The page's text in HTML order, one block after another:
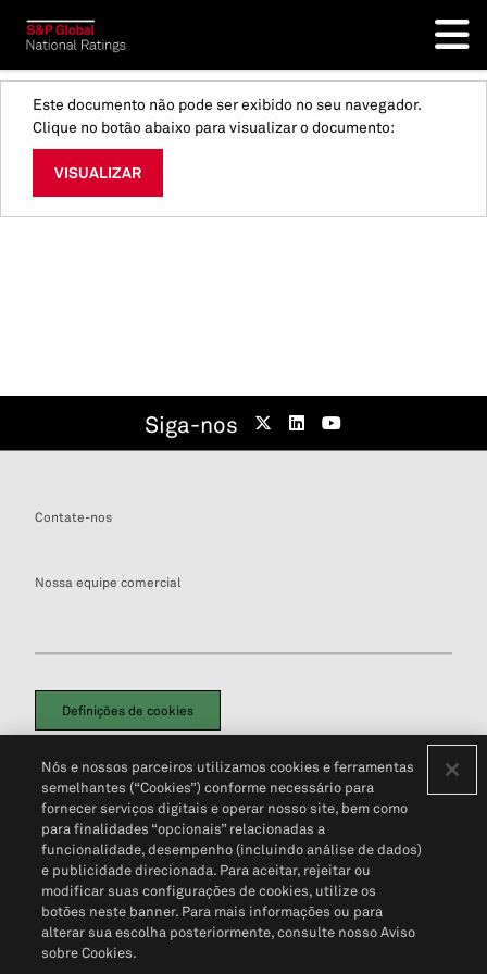
Este documento não pode ser exibido no seu navegador.
Clique no botão abaixo para visualizar o documento:
VISUALIZAR
Siga-nos
Contate-nos
Nossa equipe comercial
Definições de cookies
Política de PrivacidadePortal de privacidade do cliente (em inglês)
Não Venda Minhas Informações Pessoais© 2026 S&P Global
Nós e nossos parceiros utilizamos cookies e ferramentas
semelhantes (“Cookies”) conforme necessário para
fornecer serviços digitais e operar nosso site, bem como
para finalidades “opcionais” relacionadas a
funcionalidade, desempenho (incluindo análise de dados)
e publicidade direcionada. Para aceitar, rejeitar ou
modificar suas configurações de cookies, utilize os
botões neste banner. Para mais informações ou para
alterar sua escolha posteriormente, consulte nosso Aviso
sobre Cookies.